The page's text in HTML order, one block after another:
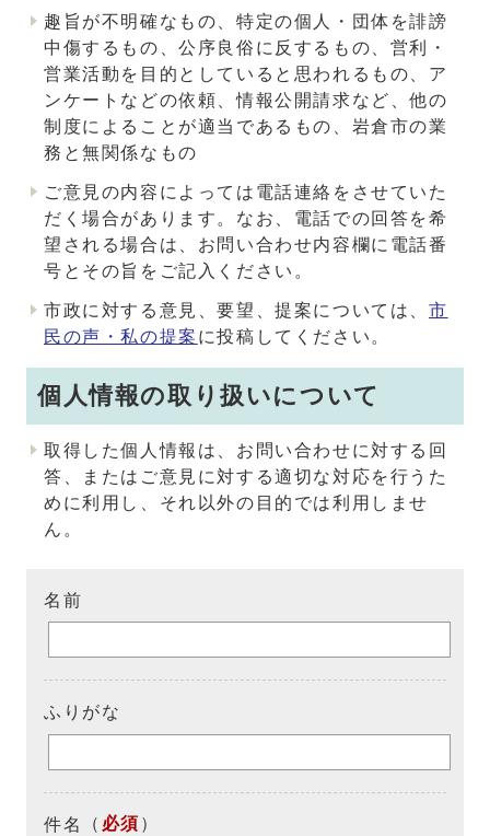
趣旨が不明確なもの、特定の個人・団体を誹謗
中傷するもの、公序良俗に反するもの、営利・
営業活動を目的としていると思われるもの、ア
ンケートなどの依頼、情報公開請求など、他の
制度によることが適当であるもの、岩倉市の業
務と無関係なもの
ご意見の内容によっては電話連絡をさせていた
だく場合があります。なお、電話での回答を希
望される場合は、お問い合わせ内容欄に電話番
号とその旨をご記入ください。
市政に対する意見、要望、提案については、 市
民の声・私の提案 に投稿してください。
個人情報の取り扱いについて
取得した個人情報は、お問い合わせに対する回
答、またはご意見に対する適切な対応を行うた
めに利用し、それ以外の目的では利用しませ
ん。
名前
ふりがな
件名 （ 必須 ）